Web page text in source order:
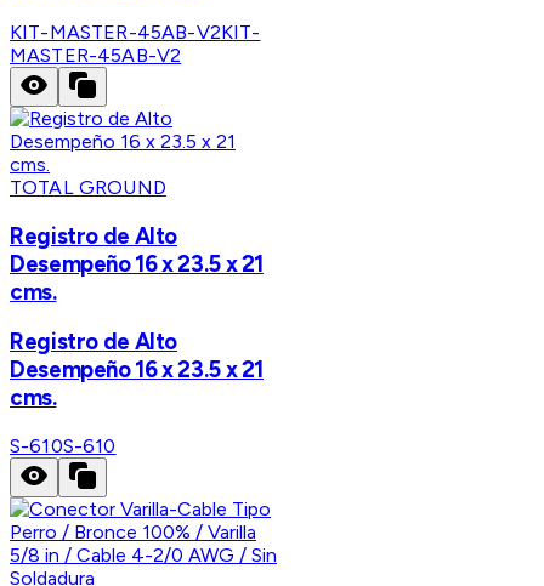
KIT-MASTER-45AB-V2KIT-
MASTER-45AB-V2
TOTAL GROUND
Registro de Alto
Desempeño 16 x 23.5 x 21
cms.
Registro de Alto
Desempeño 16 x 23.5 x 21
cms.
S-610S-610